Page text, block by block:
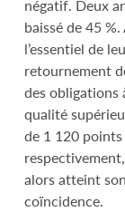
négatif. Deux
baissé de 45
l’essentiel de
retournement
des obligations
qualité
de 1 120
alors atteint
coïncidence.